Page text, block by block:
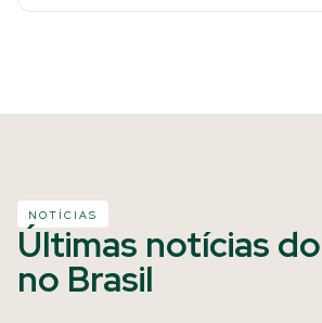
NOTÍCIAS
Últimas notícias
no Brasil